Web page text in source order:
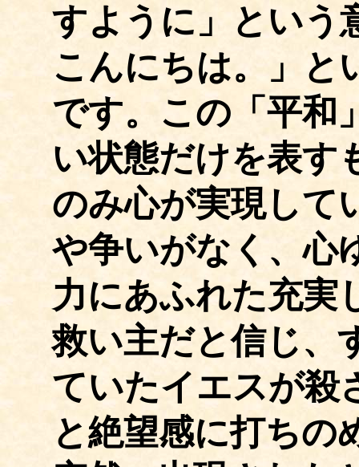
すように」という
こんにちは。」と
です。この「平和
い状態だけを表す
のみ心が実現して
や争いがなく、心
力にあふれた充実
救い主だと信じ、
ていたイエスが殺
と絶望感に打ちの